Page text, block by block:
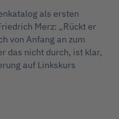
als ersten
Merz: „Rückt er
von Anfang an zum
das nicht durch, ist klar,
auf Linkskurs